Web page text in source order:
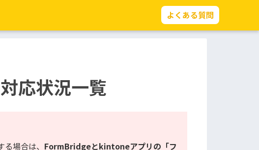
よくある質問
応状況一覧
場合は、 FormBridgeとkintoneアプリの「フ